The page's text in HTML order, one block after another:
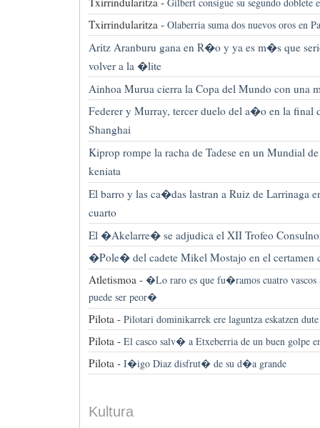
Txirrindularitza - Olaberria suma dos nuevos oros en
Aritz Aranburu gana en R�o y ya es m�s que
volver a la �lite
Ainhoa Murua cierra la Copa del Mundo con una
Federer y Murray, tercer duelo del a�o en la final
Shanghai
Kiprop rompe la racha de Tadese en un Mundial
keniata
El barro y las ca�das lastran a Ruiz de Larrinaga
cuarto
El �Akelarre� se adjudica el XII Trofeo
�Pole� del cadete Mikel Mostajo en el certamen
Atletismoa - �Lo raro es que fu�ramos cuatro
puede ser peor�
Pilota - Pilotari dominikarrek ere laguntza eskatzen dute
Pilota - El casco salv� a Etxeberria de un buen golpe
Pilota - I�igo Diaz disfrut� de su d�a grande
Kultura